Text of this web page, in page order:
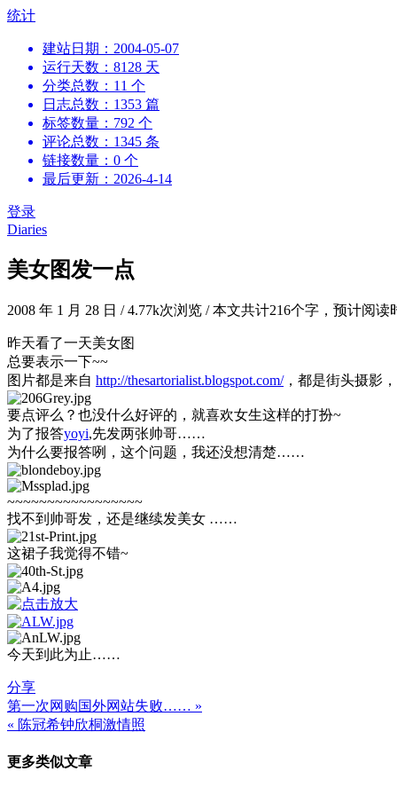
跳
统计
建站日期：2004-05-07
运行天数：8128 天
分类总数：11 个
日志总数：1353 篇
标签数量：792 个
评论总数：1345 条
链接数量：0 个
最后更新：2026-4-14
登录
Diaries
美女图发一点
2008 年 1 月 28 日 /4.77k次浏览 /本文共计216个字，预计阅读
昨天看了一天美女图
总要表示一下~~
图片都是来自 http://thesartorialist.blogspot.com/，都是街头摄影
要点评么？也没什么好评的，就喜欢女生这样的打扮~
为了报答yoyi,先发两张帅哥……
为什么要报答咧，这个问题，我还没想清楚……
~~~~~~~~~~~~~~~~~
找不到帅哥发，还是继续发美女 ……
这裙子我觉得不错~
今天到此为止……
分享
文
章
导
第一次网购国外网站失败…… »
« 陈冠希钟欣桐激情照
更多类似文章